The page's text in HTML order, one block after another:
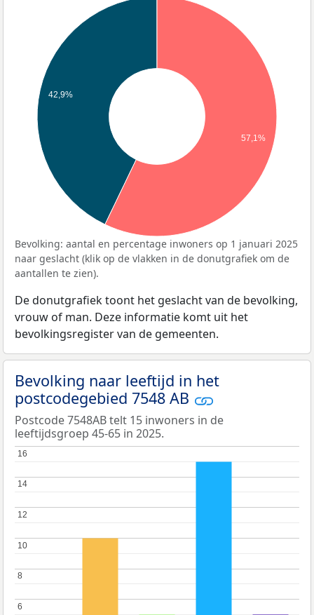
42,9%
57,1%
Bevolking: aantal en percentage inwoners op 1 januari 2025
naar geslacht (klik op de vlakken in de donutgrafiek om de
aantallen te zien).
De donutgrafiek toont het geslacht van de bevolking,
vrouw of man. Deze informatie komt uit het
bevolkingsregister van de gemeenten.
Bevolking naar leeftijd in het
postcodegebied 7548 AB
Postcode 7548AB telt 15 inwoners in de
leeftijdsgroep 45-65 in 2025.
6
6
8
8
10
10
12
12
14
14
16
16